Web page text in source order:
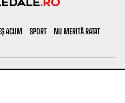
ACUM SPORT
NU MERITĂ RATAT